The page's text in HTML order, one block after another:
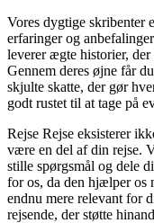
Vores dygtige skribenter
erfaringer og
leverer ægte historier, der
Gennem deres øjne får
skjulte skatte, der gør
godt rustet til at tage på
Rejse Rejse eksisterer
være en del af din rejse.
stille spørgsmål og dele
for os, da den hjælper os
endnu mere relevant for
rejsende, der støtte